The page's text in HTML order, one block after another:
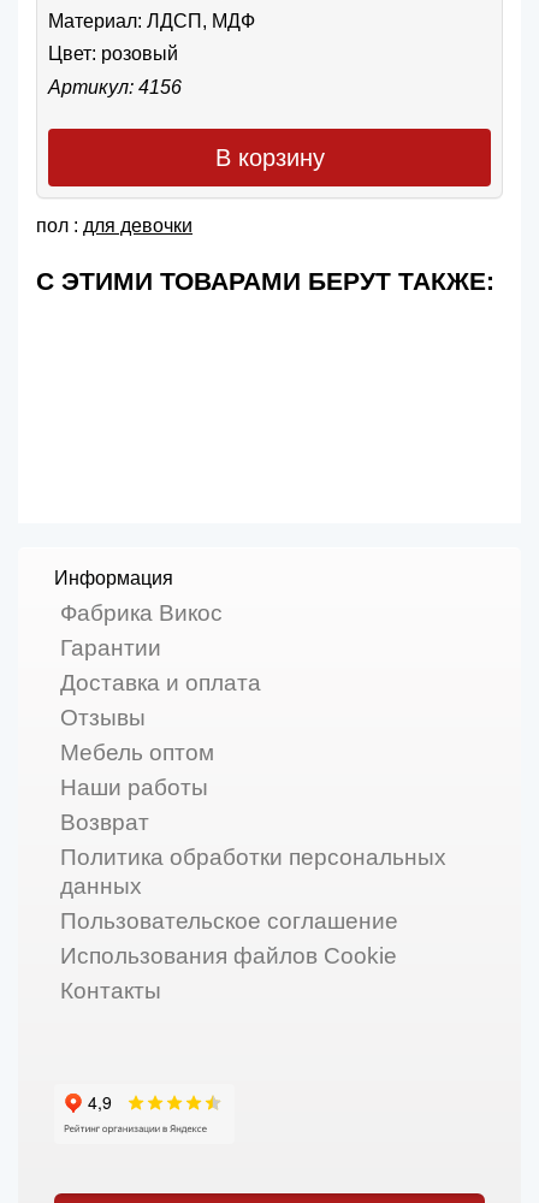
Материал: ЛДСП, МДФ
Цвет: розовый
Артикул: 4156
В корзину
пол : для девочки
С ЭТИМИ ТОВАРАМИ БЕРУТ ТАКЖЕ:
Информация
Фабрика Викос
Гарантии
Доставка и оплата
Отзывы
Мебель оптом
Наши работы
Возврат
Политика обработки персональных
данных
Пользовательское соглашение
Использования файлов Cookie
Контакты